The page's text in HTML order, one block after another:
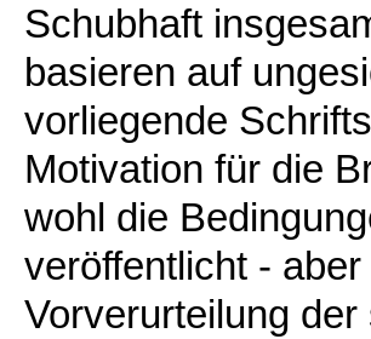
Schubhaft
basieren auf
vorliegende
Motivation für die
wohl die
veröffentlicht -
Vorverurteilung